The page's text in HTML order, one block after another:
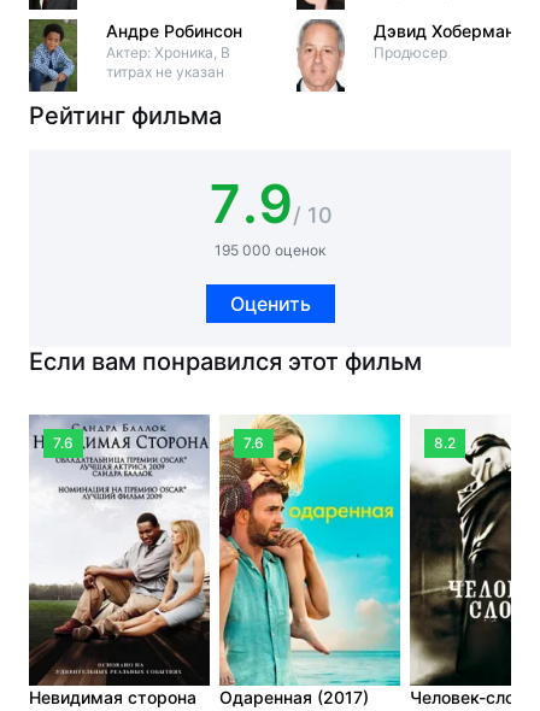
Андре Робинсон
Актер: Хроника, В
титрах не указан
Дэвид Хоберман
Продюсер
Рейтинг фильма
7.9/ 10
195 000 оценок
Оценить
Если вам понравился этот фильм
7.6
Невидимая сторона
7.6
Одаренная (2017)
8.2
Человек-слон